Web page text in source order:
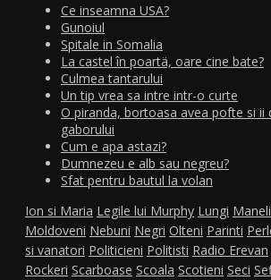
Ce inseamna USA?
Gunoiul
Spitale in Somalia
La castel în poartä, oare cine bate?
Culmea tantarului
Un tip vrea sa intre intr-o curte
O piranda, bortoasa avea pofte si ii
gaborului
Cum e apa astazi?
Dumnezeu e alb sau negreu?
Sfat pentru bautul la volan
Ion si Maria Legile lui Murphy Lungi
Moldoveni Nebuni Negri Olteni Parinti
si vanatori Politicieni Politisti Radio Erevan
Rockeri Scarboase Scoala Scotieni Seci